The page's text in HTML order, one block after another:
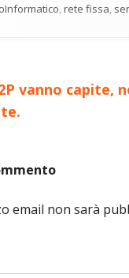
l'idea
,rete fissa,
vanno capite,
email non sarà